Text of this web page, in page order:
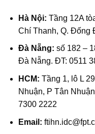
Hà Nội: Tầng 12A
Chí Thanh, Q. Đống
Đà Nẵng: số 182 –
Đà Nẵng. ĐT: 0511
HCM: Tầng 1, lô L
Nhuận, P Tân
7300 2222
Email: